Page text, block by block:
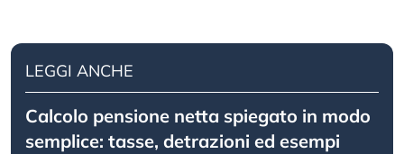
LEGGI ANCHE
Calcolo pensione netta spiegato in modo
semplice: tasse, detrazioni ed esempi